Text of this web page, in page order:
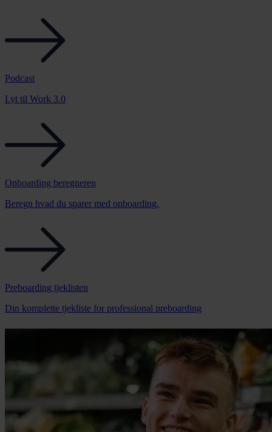
Podcast
Lyt til Work 3.0
Onboarding beregneren
Beregn hvad du sparer med onboarding.
Preboarding tjeklisten
Din komplette tjekliste for professional preboarding